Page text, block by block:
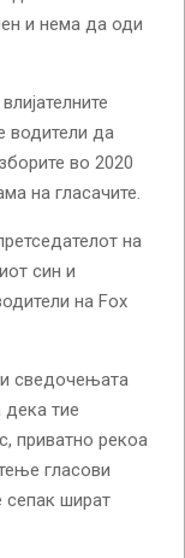
и нема да оди
водители да
во 2020
на гласачите.
на
син и
на Fox
и сведочењата
дека тие
приватно рекоа
гласови
сепак шират